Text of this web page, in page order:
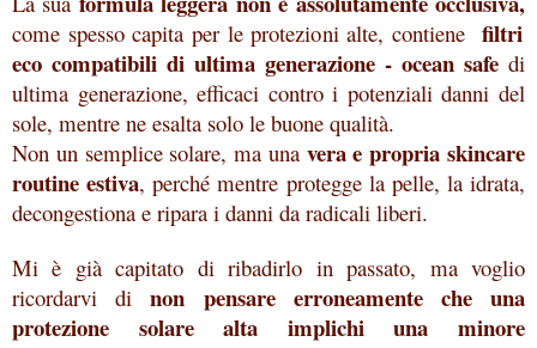
come spesso capita per le protezioni alte, contienefiltri
eco compatibili di ultima generazione - ocean safe di
ultima generazione, efficaci contro i potenziali danni del
sole, mentre ne esalta solo le buone qualità.
Non un semplice solare, ma una vera e propria skincare
routine estiva, perché mentre protegge la pelle, la idrata,
decongestiona e ripara i danni da radicali liberi.
Mi è già capitato di ribadirlo in passato, ma voglio
ricordarvi dinon pensare erroneamente che una
protezione solare alta implichi una minore